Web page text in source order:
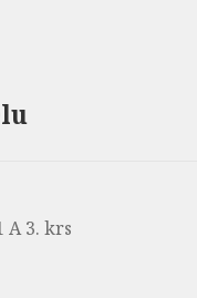
A 3. krs